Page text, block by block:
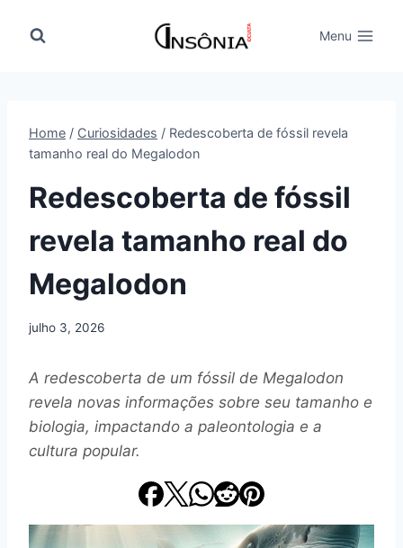
para
Menu
Home / Curiosidades / Redescoberta de fóssil revela
tamanho real do Megalodon
Redescoberta de fóssil
revela tamanho real do
Megalodon
julho 3, 2026
A redescoberta de um fóssil de Megalodon
revela novas informações sobre seu tamanho e
biologia, impactando a paleontologia e a
cultura popular.